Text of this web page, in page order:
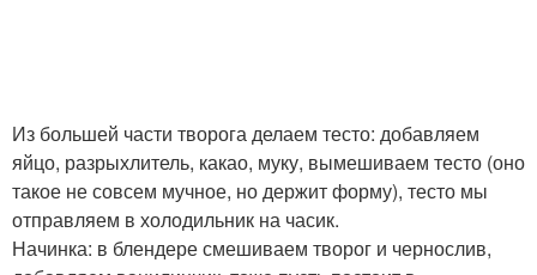
Из большей части творога делаем тесто: добавляем
яйцо, разрыхлитель, какао, муку, вымешиваем тесто (оно
такое не совсем мучное, но держит форму), тесто мы
отправляем в холодильник на часик.
Начинка: в блендере смешиваем творог и чернослив,